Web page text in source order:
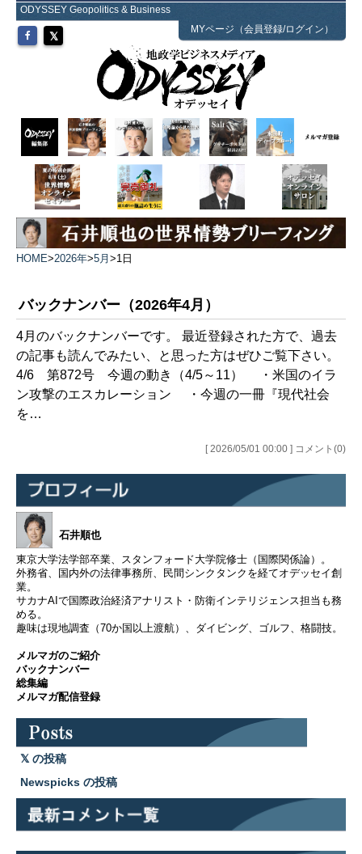
ODYSSEY Geopolitics & Business
MYページ（会員登録/ログイン）
HOME>2026年>5月 >1日
バックナンバー（2026年4月）
4月のバックナンバーです。 最近登録された方で、過去
の記事も読んでみたい、と思った方はぜひご覧下さい。
4/6 第872号 今週の動き（4/5～11） ・米国のイラ
ン攻撃のエスカレーション ・今週の一冊『現代社会
を…
[ 2026/05/01 00:00 ] コメント(0)
石井順也
東京大学法学部卒業、スタンフォード大学院修士（国際関係論）。
外務省、国内外の法律事務所、民間シンクタンクを経てオデッセイ創
業。
サカナAIで国際政治経済アナリスト・防衛インテリジェンス担当も務
める。
趣味は現地調査（70か国以上渡航）、ダイビング、ゴルフ、格闘技。
メルマガのご紹介
バックナンバー
総集編
メルマガ配信登録
の投稿
Newspicks の投稿